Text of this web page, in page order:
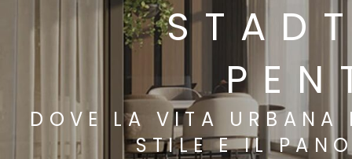
DOVE LA VITA URBANA
STILE E IL